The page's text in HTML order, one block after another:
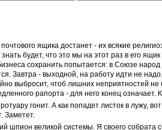
ящика достанет - их всякие
будет, что это мы на этот раз в его
сохранить попытается: в Союзе народ
Завтра - выходной, на работу идти не
выбросит, чтоб лишних неприятностей
рапорта - для него конец означает.
гонит. А как попадет листок в лужу,
Заметет.
шпион великой системы. Я своего собрата